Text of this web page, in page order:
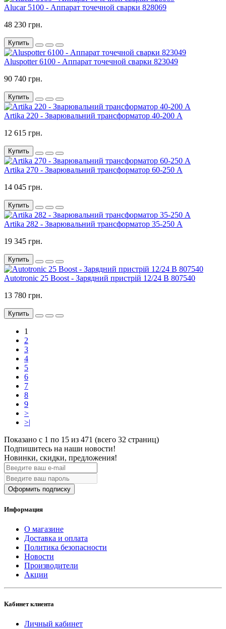
Alucar 5100 - Аппарат точечной сварки 828069
48 230 грн.
Купить
Aluspotter 6100 - Аппарат точечной сварки 823049
90 740 грн.
Купить
Artika 220 - Зварювальний трансформатор 40-200 A
12 615 грн.
Купить
Artika 270 - Зварювальний трансформатор 60-250 A
14 045 грн.
Купить
Artika 282 - Зварювальний трансформатор 35-250 A
19 345 грн.
Купить
Autotronic 25 Boost - Зарядний пристрій 12/24 В 807540
13 780 грн.
Купить
1
2
3
4
5
6
7
8
9
>
>|
Показано с 1 по 15 из 471 (всего 32 страниц)
Подпишитесь на наши новости!
Новинки, скидки, предложения!
Оформить подписку
Информация
О магазине
Доставка и оплата
Политика безопасности
Новости
Производители
Акции
Кабинет клиента
Личный кабинет